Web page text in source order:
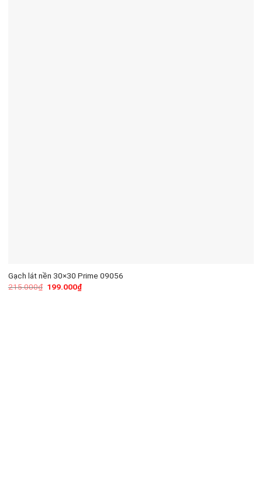
Gạch lát nền 30×30 Prime 09056
215.000₫ 199.000₫